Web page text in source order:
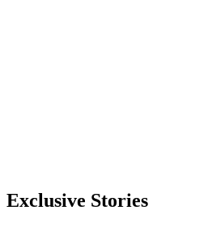
Exclusive Stories